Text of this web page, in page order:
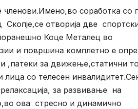
соработка со
отворија две
Коце Металец во
и површина комплетно е
,патеки за движење,статични
со телесен
за развивање на
ова стресно и динамично